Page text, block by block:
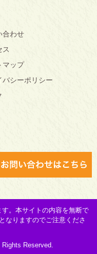
合わせ
ス
マップ
バシーポリシー
。本サイトの内容を無断で
なりますのでご注意くださ
Reserved.